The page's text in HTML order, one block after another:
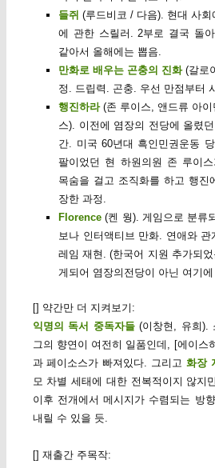
들쥐 (루드비코 / 다음). 현대 사
에 관한 스릴러. 2부로 결국 돌
같아서 올해에는 뽑음.
만화로 배우는 곤충의 진화(갈로
정. 드립력. 곤충. 우선 만점부터
행진하라(존 루이스, 앤드류 아
스). 이전에 염장의 전당에 올렸
간. 미국 60년대 흑인민권운동
팔이었던 현 하원의원 존 루이
목숨을 걸고 조직화를 하고 행진
장한 과정.
Florence (켄 웡). 게임으로 분류
보나 인터액티브 만화. 연애와 관
레임 재현. (한국어 지원 추가되
게되어 염장의전당이 아닌 여기
[] 약간만 더 지켜보기:
익명의 독서 중독자들(이창현, 유희).
그의 향연이 여전히 일품인데, [에이스
과 페이소스가 빠져있다. 그리고 화장
모 차별 세태에 대한 전복적이지 않지
이후 전개에서 메시지가 수렴되는 방
내릴 수 있을 듯.
[] 재출간 주목작: